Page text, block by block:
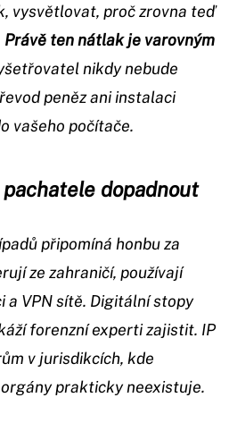
vysvětlovat, proč zrovna teď
Právě ten nátlak je varovným
nikdy nebude
peněz ani instalaci
vašeho počítače.
dopadnout
připomíná honbu za
ze zahraničí, používají
a VPN sítě. Digitální stopy
forenzní experti zajistit. IP
v jurisdikcích, kde
prakticky neexistuje.